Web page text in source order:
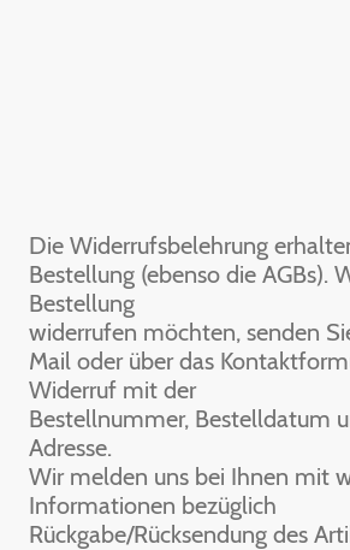
Die Widerrufsbelehrung
Bestellung (ebenso die AGBs).
Bestellung
widerrufen möchten, senden
Mail oder über das
Widerruf mit der
Bestellnummer, Bestelldatum
Adresse.
Wir melden uns bei Ihnen mit
Informationen bezüglich
Rückgabe/Rücksendung des